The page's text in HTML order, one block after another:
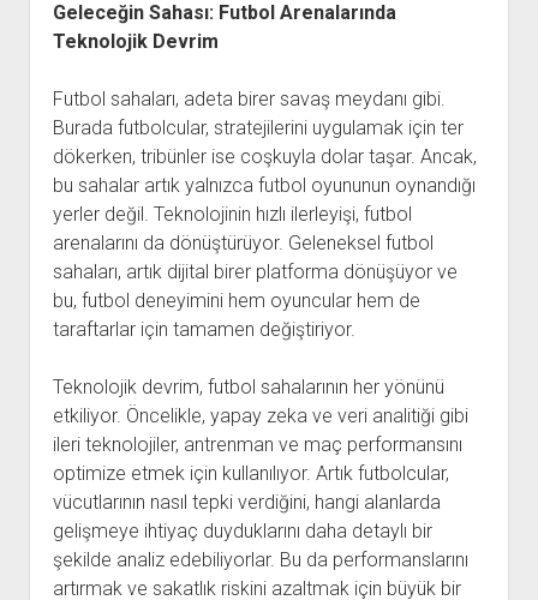
Geleceğin Sahası: Futbol Arenalarında
Teknolojik Devrim
Futbol sahaları, adeta birer savaş meydanı gibi.
Burada futbolcular, stratejilerini uygulamak için ter
dökerken, tribünler ise coşkuyla dolar taşar. Ancak,
bu sahalar artık yalnızca futbol oyununun oynandığı
yerler değil. Teknolojinin hızlı ilerleyişi, futbol
arenalarını da dönüştürüyor. Geleneksel futbol
sahaları, artık dijital birer platforma dönüşüyor ve
bu, futbol deneyimini hem oyuncular hem de
taraftarlar için tamamen değiştiriyor.
Teknolojik devrim, futbol sahalarının her yönünü
etkiliyor. Öncelikle, yapay zeka ve veri analitiği gibi
ileri teknolojiler, antrenman ve maç performansını
optimize etmek için kullanılıyor. Artık futbolcular,
vücutlarının nasıl tepki verdiğini, hangi alanlarda
gelişmeye ihtiyaç duyduklarını daha detaylı bir
şekilde analiz edebiliyorlar. Bu da performanslarını
artırmak ve sakatlık riskini azaltmak için büyük bir